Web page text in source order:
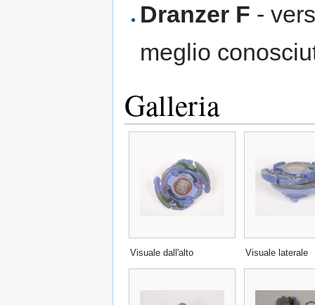
Dranzer F -
meglio
Galleria
Visuale dall'alto Visuale laterale